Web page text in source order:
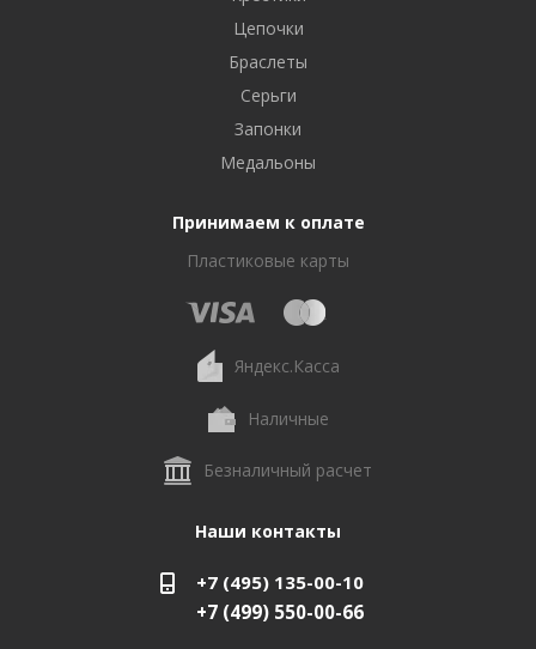
Цепочки
Браслеты
Серьги
Запонки
Медальоны
Принимаем к оплате
Пластиковые карты
Яндекс.Касса
Наличные
Безналичный расчет
Наши контакты
+7 (495) 135-00-10
+7 (499) 550-00-66